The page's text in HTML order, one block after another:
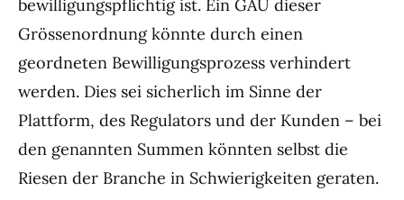
bewilligungspflichtig ist. Ein GAU dieser
Grössenordnung könnte durch einen
geordneten Bewilligungsprozess verhindert
werden. Dies sei sicherlich im Sinne der
Plattform, des Regulators und der Kunden – bei
den genannten Summen könnten selbst die
Riesen der Branche in Schwierigkeiten geraten.